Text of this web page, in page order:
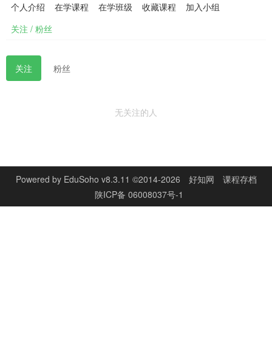
个人介绍 在学课程 在学班级 收藏课程
加入小组
关注 / 粉丝
关注 粉丝
无关注的人
Powered by EduSoho v8.3.11 ©2014-2026 好知网
课程存档
陕ICP备 06008037号-1